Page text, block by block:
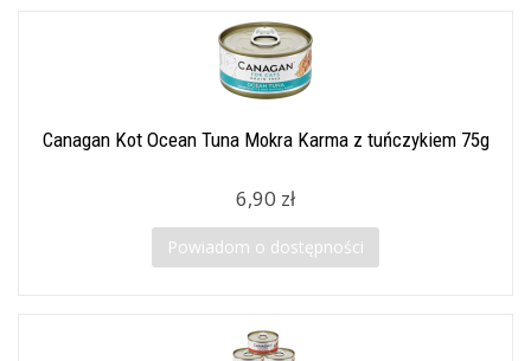
Canagan Kot Ocean Tuna Mokra Karma z tuńczykiem 75g
6,90 zł
Powiadom o dostępności